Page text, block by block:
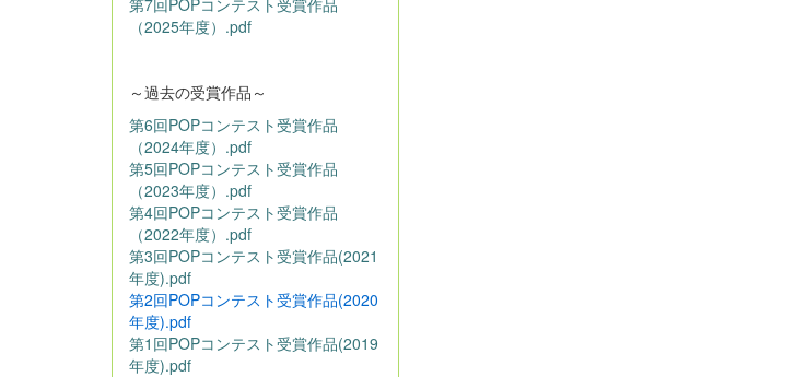
（2025年度）.pdf
～過去の受賞作品～
第6回POPコンテスト受賞作品
（2024年度）.pdf
第5回POPコンテスト受賞作品
（2023年度）.pdf
第4回POPコンテスト受賞作品
（2022年度）.pdf
第3回POPコンテスト受賞作品(2021
年度).pdf
第2回POPコンテスト受賞作品(2020
年度).pdf
第1回POPコンテスト受賞作品(2019
年度).pdf